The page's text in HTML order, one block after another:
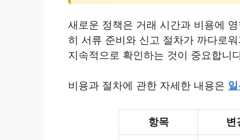
새로운 정책은 거래 시간과 비용에
히 서류 준비와 신고 절차가 까다로
지속적으로 확인하는 것이 중요합니
비용과 절차에 관한 자세한 내용은
항목 변